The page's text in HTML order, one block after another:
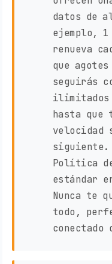
datos de
ejemplo, 1
renueva
que
seguirás
ilimitados
hasta que
velocidad
siguiente.
Política
estándar
Nunca te
todo,